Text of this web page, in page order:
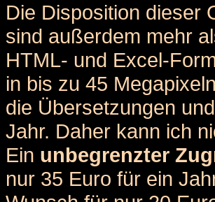
Die Disposition dieser
sind außerdem mehr
HTML- und Excel-
in bis zu 45
die Übersetzungen
Jahr. Daher kann ich
Ein unbegrenzter
nur 35 Euro für ein